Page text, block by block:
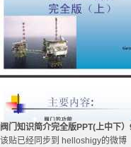
阀门知识简介完全版PPT(上中下
该贴已经同步到 helloshigy的微博